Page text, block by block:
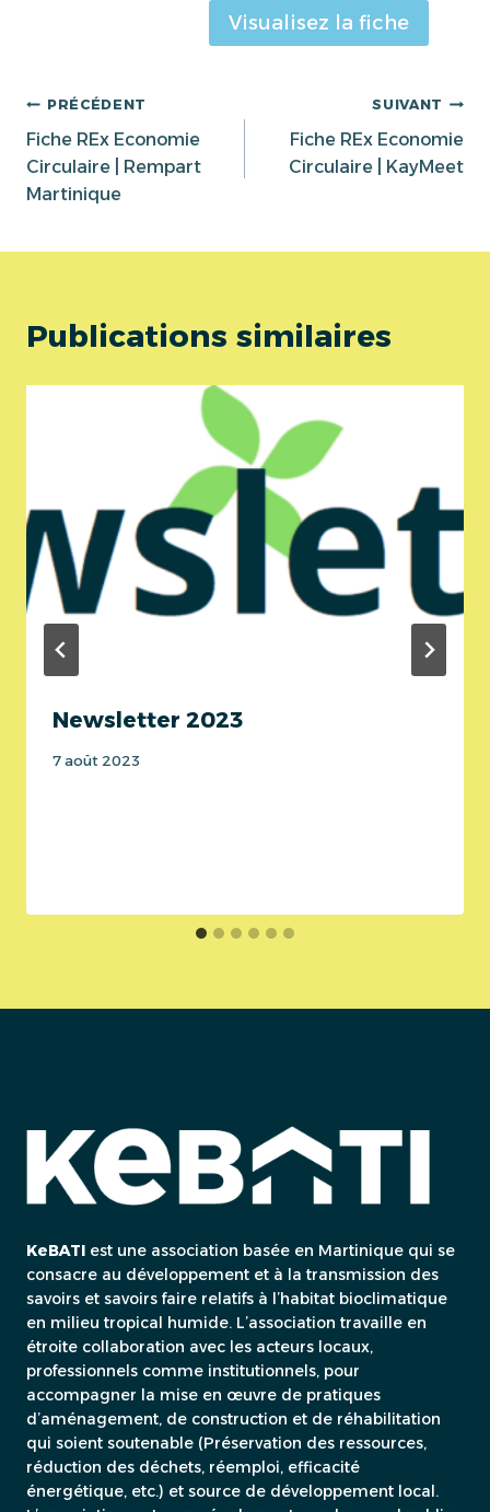
Visualisez la fiche
Navigation
de
l’article
PRÉCÉDENT
Fiche REx Economie
Circulaire | Rempart
Martinique
SUIVANT
Fiche REx Economie
Circulaire | KayMeet
Publications similaires
Newsletter 2023
7 août 2023
KeBATI est une association basée en Martinique qui se
consacre au développement et à la transmission des
savoirs et savoirs faire relatifs à l’habitat bioclimatique
en milieu tropical humide. L’association travaille en
étroite collaboration avec les acteurs locaux,
professionnels comme institutionnels, pour
accompagner la mise en œuvre de pratiques
d’aménagement, de construction et de réhabilitation
qui soient soutenable (Préservation des ressources,
réduction des déchets, réemploi, efficacité
énergétique, etc.) et source de développement local.